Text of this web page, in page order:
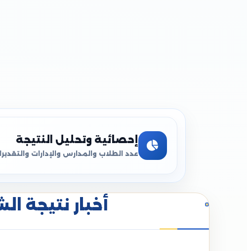
إحصائية وتحليل النتيجة
عدد الطلاب والمدارس والإدارات
أخبار نتيجة